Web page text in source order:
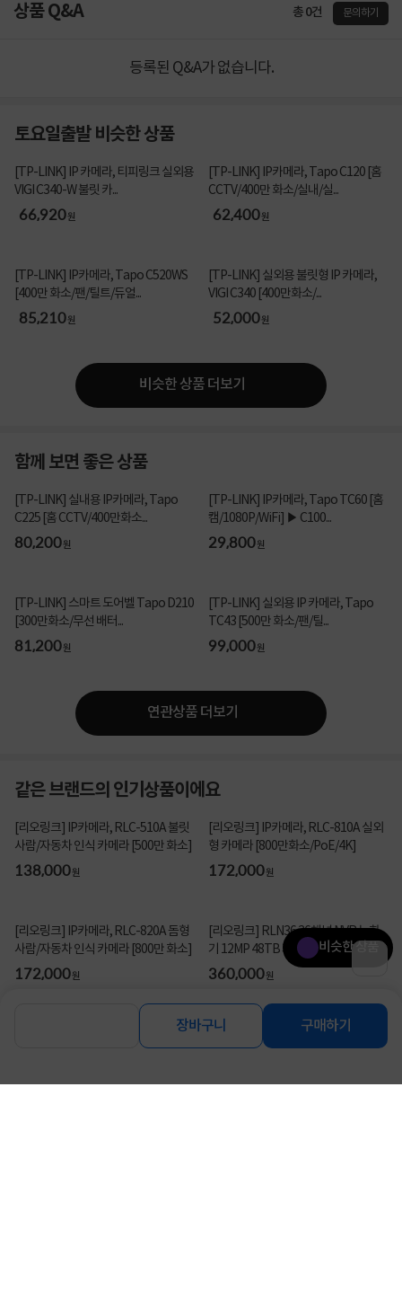
비슷한 상품
장바구니 구매하기
상품 Q&A 총 0건 문의하기
등록된 Q&A가 없습니다.
토요일출발 비슷한 상품
[TP-LINK] IP 카메라, 티피링크 실외용
VIGI C340-W 불릿 카...
66,920원
[TP-LINK] IP카메라, Tapo C120 [홈
CCTV/400만 화소/실내/실...
62,400원
[TP-LINK] IP카메라, Tapo C520WS
[400만 화소/팬/틸트/듀얼...
85,210원
[TP-LINK] 실외용 불릿형 IP 카메라,
VIGI C340 [400만화소/...
52,000원
비슷한 상품 더보기
함께 보면 좋은 상품
[TP-LINK] 실내용 IP카메라, Tapo
C225 [홈 CCTV/400만화소...
80,200원
[TP-LINK] IP카메라, Tapo TC60 [홈
캠/1080P/WiFi] ▶ C100...
29,800원
[TP-LINK] 스마트 도어벨 Tapo D210
[300만화소/무선 배터...
81,200원
[TP-LINK] 실외용 IP 카메라, Tapo
TC43 [500만 화소/팬/틸...
99,000원
연관상품 더보기
같은 브랜드의 인기상품이에요
[리오링크] IP카메라, RLC-510A 불릿
사람/자동차 인식 카메라 [500만 화소]
138,000원
[리오링크] IP카메라, RLC-810A 실외
형 카메라 [800만화소/PoE/4K]
172,000원
[리오링크] IP카메라, RLC-820A 돔형
사람/자동차 인식 카메라 [800만 화소]
172,000원
[리오링크] RLN36 36채널 NVR 녹화
기 12MP 48TB 지원 [하드미포함]
360,000원
동일 브랜드 상품 더보기